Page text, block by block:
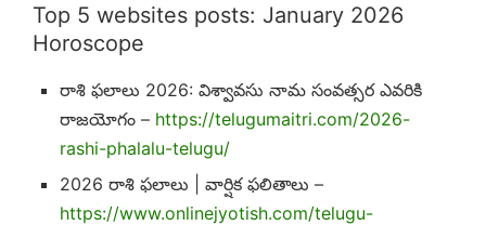
Top 5 websites posts: January 2026
Horoscope
రాశి ఫలాలు 2026: విశ్వావసు నామ సంవత్సర ఎవరికి
రాజయోగం – https://telugumaitri.com/2026-
rashi-phalalu-telugu/
2026 రాశి ఫలాలు | వార్షిక ఫలితాలు –
https://www.onlinejyotish.com/telugu-